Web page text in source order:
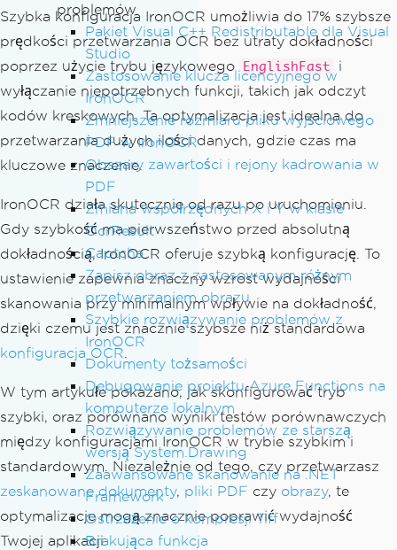
problemów
Pakiet Visual C++ Redistributable dla Visual
Studio
Zastosowanie klucza licencyjnego w
IronOCR
Zmniejszenie rozmiaru pliku wyjściowego
PDF w IronOCR
Obszary zawartości i rejony kadrowania w
PDF
Zmiana współrzędnych X i Y w klasie
OcrResult
Captcha
Zapisz obraz z zastosowanym różnym
przetwarzaniem obrazu
Szybkie rozwiązywanie problemów z
IronOCR
Dokumenty tożsamości
Debugowanie projektu Azure Functions na
komputerze lokalnym
Rozwiązywanie problemów ze starszą
wersją System.Drawing
Zaawansowane skanowanie na .NET
Framework
Ostrzeżenie o kompresji Tiff
Brakująca funkcja
Szybka konfiguracja IronOCR umożliwia do 17% szybsze
prędkości przetwarzania OCR bez utraty dokładności
poprzez użycie trybu językowego
EnglishFast
i
wyłączanie niepotrzebnych funkcji, takich jak odczyt
kodów kreskowych. Ta optymalizacja jest idealna do
przetwarzania dużych ilości danych, gdzie czas ma
kluczowe znaczenie.
IronOCR działa skutecznie od razu po uruchomieniu.
Gdy szybkość ma pierwszeństwo przed absolutną
dokładnością, IronOCR oferuje szybką konfigurację. To
ustawienie zapewnia znaczny wzrost wydajności
skanowania przy minimalnym wpływie na dokładność,
dzięki czemu jest znacznie szybsze niż standardowa
konfiguracja OCR
W tym artykułe pokazano, jak skonfigurować tryb
szybki, oraz porównano wyniki testów porównawczych
między konfiguracjami IronOCR w trybie szybkim i
standardowym. Niezależnie od tego, czy przetwarzasz
zeskanowane dokumenty, pliki PDF czy obrazy, te
optymalizacje mogą znacznie poprawić wydajność
Twojej aplikacji.